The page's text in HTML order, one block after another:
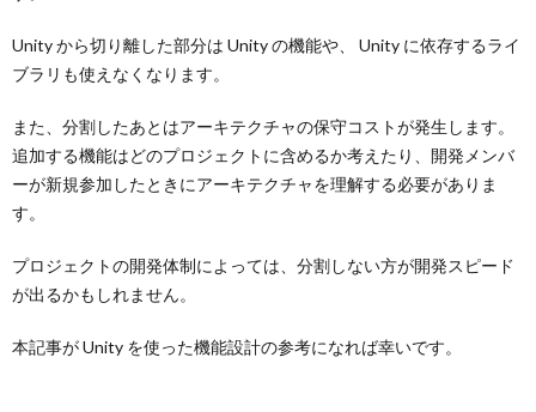
Unity から切り離した部分は Unity の機能や、 Unity に依存するライ
ブラリも使えなくなります。
また、分割したあとはアーキテクチャの保守コストが発生します。
追加する機能はどのプロジェクトに含めるか考えたり、開発メンバ
ーが新規参加したときにアーキテクチャを理解する必要がありま
す。
プロジェクトの開発体制によっては、分割しない方が開発スピード
が出るかもしれません。
本記事が Unity を使った機能設計の参考になれば幸いです。